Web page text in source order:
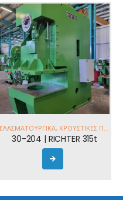
ΕΛΑΣΜΑΤΟΥΡΓΙΚΆ,ΚΡΟΥΣΤΙΚΈΣ ΠΡΈΣΣΕΣ
30-199 | SCHULER 315t